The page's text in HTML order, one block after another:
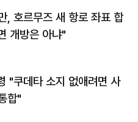
, 호르무즈 새 항로 좌표 합
개방은 아냐"
"쿠데타 소지 없애려면 사
합"